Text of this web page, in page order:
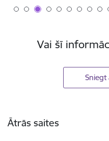
Vai šī
Sniegt
Ātrās saites